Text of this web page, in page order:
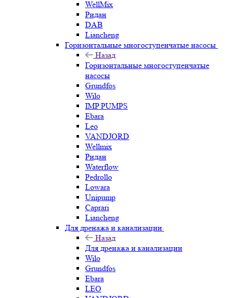
WellMix
Ридан
DAB
Liancheng
Горизонтальные многоступенчатые насосы
Назад
Горизонтальные многоступенчатые
насосы
Grundfos
Wilo
IMP PUMPS
Ebara
Leo
VANDJORD
Wellmix
Ридан
Waterflow
Pedrollo
Lowara
Unipump
Caprari
Liancheng
Для дренажа и канализации
Назад
Для дренажа и канализации
Wilo
Grundfos
Ebara
LEO